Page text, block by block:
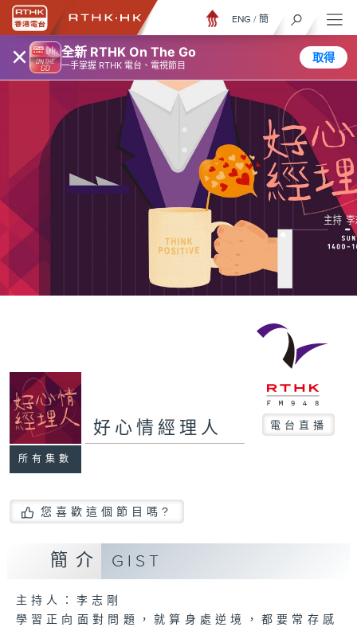
× 全新 RTHK On The Go
一手掌握 RTHK 電台、電視節目
取得
ENG / 簡
所有集數
好心情經理人 電台直播
您喜歡這個節目嗎?
簡介 GIST
主持人：李志剛
學習正向面對問題，就算身處逆境，都要常存感